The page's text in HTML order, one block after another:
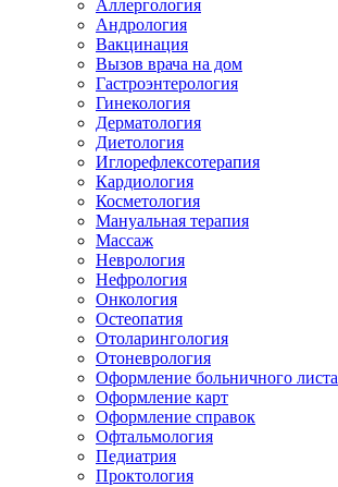
Аллергология
Андрология
Вакцинация
Вызов врача на дом
Гастроэнтерология
Гинекология
Дерматология
Диетология
Иглорефлексотерапия
Кардиология
Косметология
Мануальная терапия
Массаж
Неврология
Нефрология
Онкология
Остеопатия
Отоларингология
Отоневрология
Оформление больничного листа
Оформление карт
Оформление справок
Офтальмология
Педиатрия
Проктология